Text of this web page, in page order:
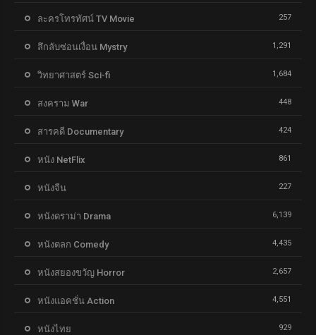
ละครโทรทัศน์ TV Movie 257
ลึกลับซ่อนเงื่อน Mystry 1,291
วิทยาศาสตร์ Sci-fi 1,684
สงคราม War 448
สารคดี Documentary 424
หนัง NetFlix 861
หนังจีน 227
หนังดราม่า Drama 6,139
หนังตลก Comedy 4,435
หนังสยองขวัญ Horror 2,657
หนังแอคชั่น Action 4,551
หนังไทย 929